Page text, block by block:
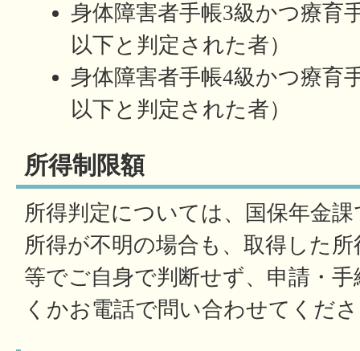
身体障害者手帳3級かつ療育
以下と判定された者）
身体障害者手帳4級かつ療育
以下と判定された者）
所得制限額
所得判定については、国保年金
所得が不明の場合も、取得した
等でご自身で判断せず、申請・
くかお電話で問い合わせてくだ